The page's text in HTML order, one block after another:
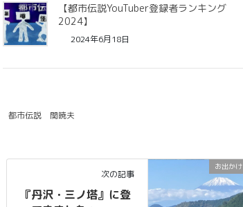
【都市伝説YouTuber登録者ランキング
2024】
2024年6月18日
都市伝説 関暁夫
お出かけ
次の記事
『丹沢・三ノ塔』に登